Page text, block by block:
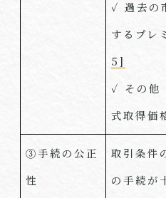
✓ 過去の
するプレ
5]
✓ その他
式取得価
③手続の公正
性
取引条件
の手続が